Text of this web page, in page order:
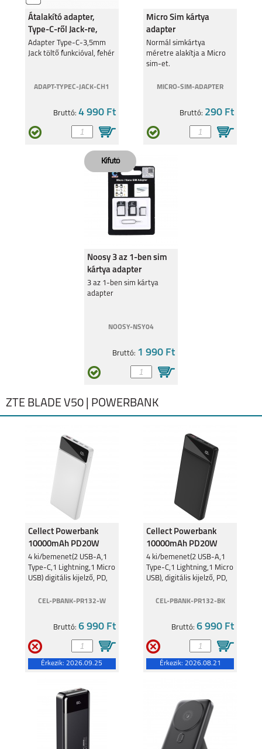
Átalakító adapter,
Type-C-ről Jack-re,
Fehér
Adapter Type-C-3,5mm
Jack töltő funkcióval, fehér
ADAPT-TYPEC-JACK-CH1
Bruttó: 4 990 Ft
Micro Sim kártya
adapter
Normál simkártya
méretre alakítja a Micro
sim-et.
MICRO-SIM-ADAPTER
Bruttó: 290 Ft
Noosy 3 az 1-ben sim
kártya adapter
3 az 1-ben sim kártya
adapter
NOOSY-NSY04
Bruttó: 1 990 Ft
ZTE BLADE V50 | POWERBANK
Cellect Powerbank
10000mAh PD20W
Fehér PR132
10000mAh
4 ki/bemenet(2 USB-A,1
Type-C,1 Lightning,1 Micro
USB) digitális kijelző, PD,
CEL-PBANK-PR132-W
Bruttó: 6 990 Ft
Érkezik:2026.09.25
Cellect Powerbank
10000mAh PD20W
Fekete PR132
10000mAh
4 ki/bemenet(2 USB-A,1
Type-C,1 Lightning,1 Micro
USB), digitális kijelző, PD,
CEL-PBANK-PR132-BK
Bruttó:6 990 Ft
Érkezik: 2026.08.21